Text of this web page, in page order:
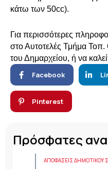
κάτω των 50cc).
Για περισσότερες
στο Αυτοτελές Τμήμα Τοπ.
του Δημαρχείου, ή να
Facebook
Pinterest
Πρόσφατες
ΑΠΟΦΆΣΕΙΣ ΔΗΜΟΤΙΚΟΎ